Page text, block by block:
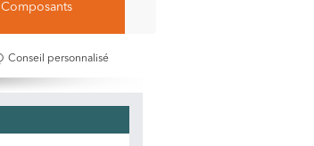
Composants
Conseil personnalisé